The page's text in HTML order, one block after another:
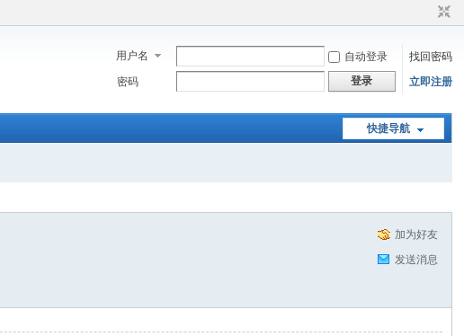
用户名 自动登录
找回密码
密码
登录 立即注册
快捷导航
加为好友
发送消息